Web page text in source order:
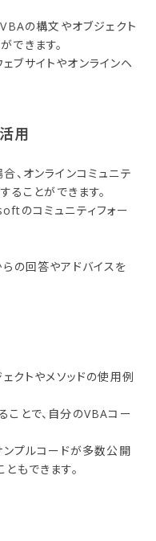
の構文やオブジェクト
できます。
ブサイトやオンラインヘ
用
、オンラインコミュニテ
ることができます。
のコミュニティフォー
の回答やアドバイスを
クトやメソッドの使用例
ことで、自分のVBAコー
ンプルコードが多数公開
もできます。